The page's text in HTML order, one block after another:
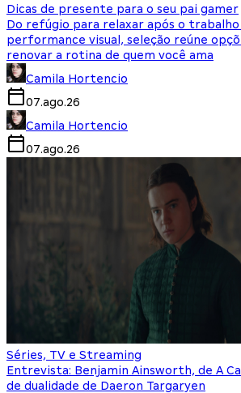
Dicas de presente para o seu pai gamer
Do refúgio para relaxar após o
performance visual, seleção reúne
renovar a rotina de quem você ama
Camila Hortencio
07.ago.26
Camila Hortencio
07.ago.26
Séries, TV e Streaming
Entrevista: Benjamin Ainsworth, de A
de dualidade de Daeron Targaryen